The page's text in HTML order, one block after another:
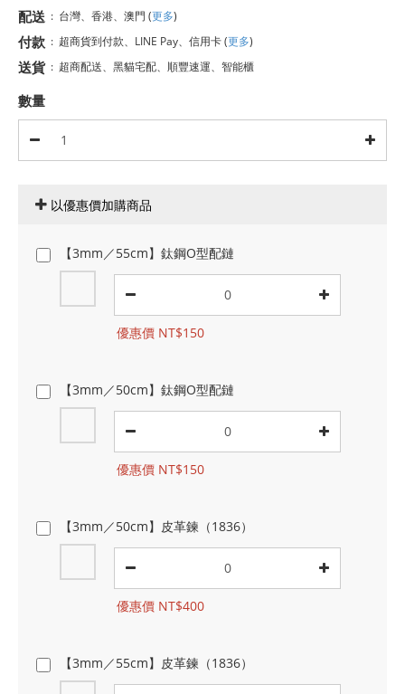
配送 : 台灣、香港、澳門 (更多)
付款 : 超商貨到付款、LINE Pay、信用卡(更多)
送貨 : 超商配送、黑貓宅配、順豐速運、智能櫃
數量
以優惠價加購商品
【3mm／55cm】鈦鋼O型配鏈
優惠價 NT$150
【3mm／50cm】鈦鋼O型配鏈
優惠價 NT$150
【3mm／50cm】皮革鍊（1836）
優惠價 NT$400
【3mm／55cm】皮革鍊（1836）